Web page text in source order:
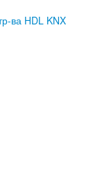
ва HDL KNX